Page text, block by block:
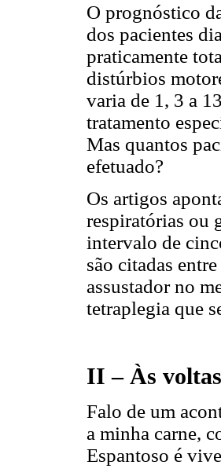
O prognóstico
dos pacientes
praticamente
distúrbios
varia de 1, 3 a
tratamento
Mas quantos
efetuado?
Os artigos
respiratórias ou
intervalo de
são citadas
assustador no
tetraplegia que
II – Às
Falo de um
a minha carne,
Espantoso é